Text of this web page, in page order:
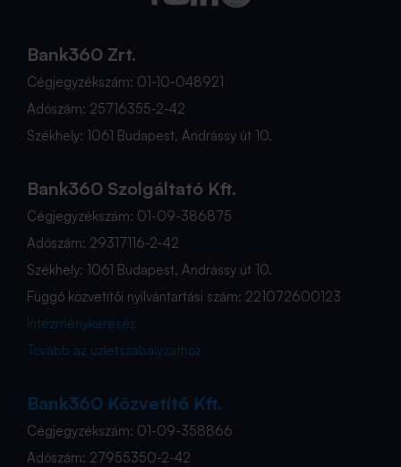
Bank360 Zrt.
Cégjegyzékszám: 01-10-048921
Adószám: 25716355-2-42
Székhely: 1061 Budapest, Andrássy út 10.
Bank360 Szolgáltató Kft.
Cégjegyzékszám: 01-09-386875
Adószám: 29317116-2-42
Székhely: 1061 Budapest, Andrássy út 10.
Függő közvetítői nyilvántartási szám: 221072600123
Intézménykeresés
Tovább az üzletszabályzathoz
Bank360 Közvetítő Kft.
Cégjegyzékszám: 01-09-358866
Adószám: 27955350-2-42